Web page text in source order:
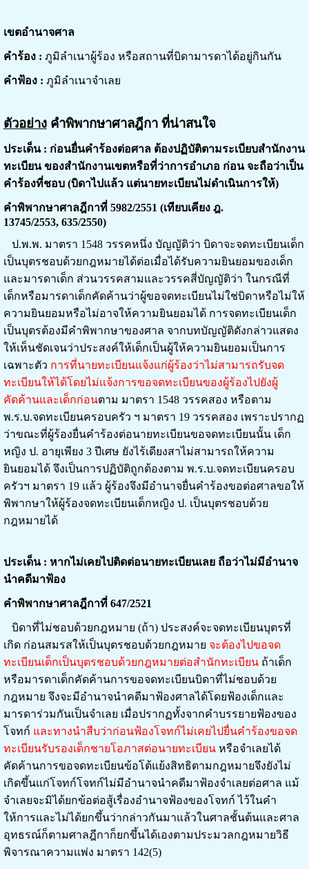
เขตอำนาจศาล
คำร้อง : ภูมิลำเนาผู้ร้อง หรือสถานที่บิดามารดาได้อยู่กินกัน
คำฟ้อง : ภูมิลำเนาจำเลย
ตัวอย่างคำพิพากษาศาลฎีกา ที่น่าสนใจ
ประเด็น : ก่อนยื่นคำร้องต่อศาล ต้องปฏิบัติตามระเบียบสำนักงาน
ทะเบียน ของสำนักงานเขตหรือที่ว่าการอำเภอ ก่อน จะถือว่าเป็น
คำร้องที่ชอบ (บิดาไปแล้ว แต่นายทะเบียนไม่ดำเนินการให้)
คำพิพากษาศาลฎีกาที่ 5982/2551 (เทียบเคียง ฎ.
13745/2553, 635/2550)
ป.พ.พ. มาตรา 1548 วรรคหนึ่ง บัญญัติว่า บิดาจะจดทะเบียนเด็ก
เป็นบุตรชอบด้วยกฎหมายได้ต่อเมื่อได้รับความยินยอมของเด็ก
และมารดาเด็ก ส่วนวรรคสามและวรรคสี่บัญญัติว่า ในกรณีที่
เด็กหรือมารดาเด็กคัดค้านว่าผู้ขอจดทะเบียนไม่ใช่บิดาหรือไม่ให้
ความยินยอมหรือไม่อาจให้ความยินยอมได้ การจดทะเบียนเด็ก
เป็นบุตรต้องมีคำพิพากษาของศาล จากบทบัญญัติดังกล่าวแสดง
ให้เห็นชัดเจนว่าประสงค์ให้เด็กเป็นผู้ให้ความยินยอมเป็นการ
เฉพาะตัว การที่นายทะเบียนแจ้งแก่ผู้ร้องว่าไม่สามารถรับจด
ทะเบียนให้ได้โดยไม่แจ้งการขอจดทะเบียนของผู้ร้องไปยังผู้
คัดค้านและเด็กก่อนตาม มาตรา 1548 วรรคสอง หรือตาม
พ.ร.บ.จดทะเบียนครอบครัว ฯ มาตรา 19 วรรคสอง เพราะปรากฏ
ว่าขณะที่ผู้ร้องยื่นคำร้องต่อนายทะเบียนขอจดทะเบียนนั้น เด็ก
หญิง ป. อายุเพียง 3 ปีเศษ ยังไร้เดียงสาไม่สามารถให้ความ
ยินยอมได้ จึงเป็นการปฏิบัติถูกต้องตาม พ.ร.บ.จดทะเบียนครอบ
ครัวฯ มาตรา 19 แล้ว ผู้ร้องจึงมีอำนาจยื่นคำร้องขอต่อศาลขอให้
พิพากษาให้ผู้ร้องจดทะเบียนเด็กหญิง ป. เป็นบุตรชอบด้วย
กฎหมายได้
ประเด็น : หากไม่เคยไปติดต่อนายทะเบียนเลย ถือว่าไม่มีอำนาจ
นำคดีมาฟ้อง
คำพิพากษาศาลฎีกาที่ 647/2521
บิดาที่ไม่ชอบด้วยกฎหมาย (ถ้า) ประสงค์จะจดทะเบียนบุตรที่
เกิด ก่อนสมรสให้เป็นบุตรชอบด้วยกฎหมาย จะต้องไปขอจด
ทะเบียนเด็กเป็นบุตรชอบด้วยกฎหมายต่อสำนักทะเบียน ถ้าเด็ก
หรือมารดาเด็กคัดค้านการขอจดทะเบียนบิดาที่ไม่ชอบด้วย
กฎหมาย จึงจะมีอำนาจนำคดีมาฟ้องศาลได้โดยฟ้องเด็กและ
มารดาร่วมกันเป็นจำเลย เมื่อปรากฏทั้งจากคำบรรยายฟ้องของ
โจทก์ และทางนำสืบว่าก่อนฟ้องโจทก์ไม่เคยไปยื่นคำร้องขอจด
ทะเบียนรับรองเด็กชายโอภาสต่อนายทะเบียน หรือจำเลยได้
คัดค้านการขอจดทะเบียนข้อโต้แย้งสิทธิตามกฎหมายจึงยังไม่
เกิดขึ้นแก่โจทก์โจทก์ไม่มีอำนาจนำคดีมาฟ้องจำเลยต่อศาล แม้
จำเลยจะมิได้ยกข้อต่อสู้เรื่องอำนาจฟ้องของโจทก์ ไว้ในคำ
ให้การและไม่ได้ยกขึ้นว่ากล่าวกันมาแล้วในศาลชั้นต้นและศาล
อุทธรณ์ก็ตามศาลฎีกาก็ยกขึ้นได้เองตามประมวลกฎหมายวิธี
พิจารณาความแพ่ง มาตรา 142(5)